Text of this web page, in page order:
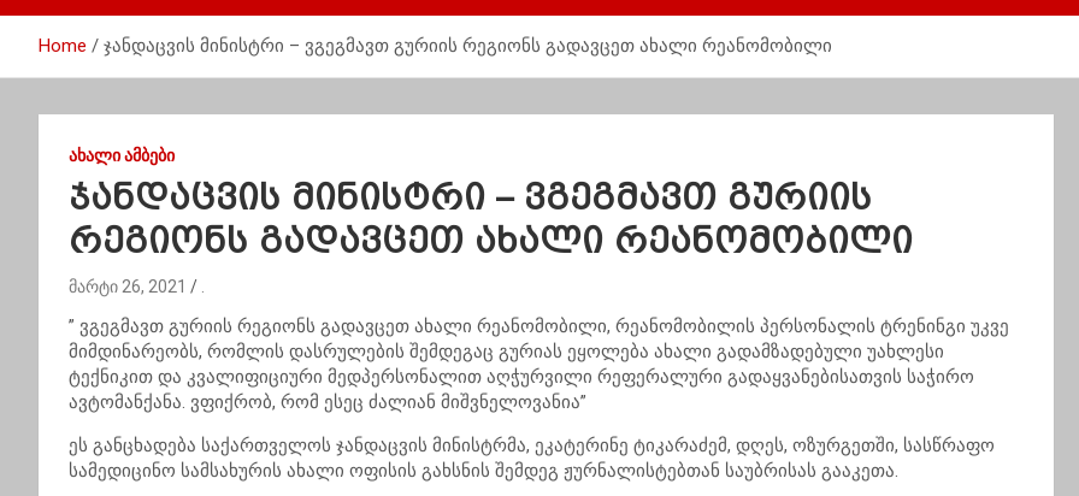
Home ჯანდაცვის მინისტრი – ვგეგმავთ გურიის რეგიონს გადავცეთ ახალი რეანომობილი
ᲐᲮᲐᲚᲘ ᲐᲛᲑᲔᲑᲘ
ჯანდაცვის მინისტრი – ვგეგმავთ გურიის
რეგიონს გადავცეთ ახალი რეანომობილი
მარტი 26, 2021
” ვგეგმავთ გურიის რეგიონს გადავცეთ ახალი რეანომობილი, რეანომობილის პერსონალის ტრენინგი უკვე
მიმდინარეობს, რომლის დასრულების შემდეგაც გურიას ეყოლება ახალი გადამზადებული უახლესი
ტექნიკით და კვალიფიციური მედპერსონალით აღჭურვილი რეფერალური გადაყვანებისათვის საჭირო
ავტომანქანა. ვფიქრობ, რომ ესეც ძალიან მიშვნელოვანია”
ეს განცხადება საქართველოს ჯანდაცვის მინისტრმა, ეკატერინე ტიკარაძემ, დღეს, ოზურგეთში, სასწრაფო
სამედიცინო სამსახურის ახალი ოფისის გახსნის შემდეგ ჟურნალისტებთან საუბრისას გააკეთა.